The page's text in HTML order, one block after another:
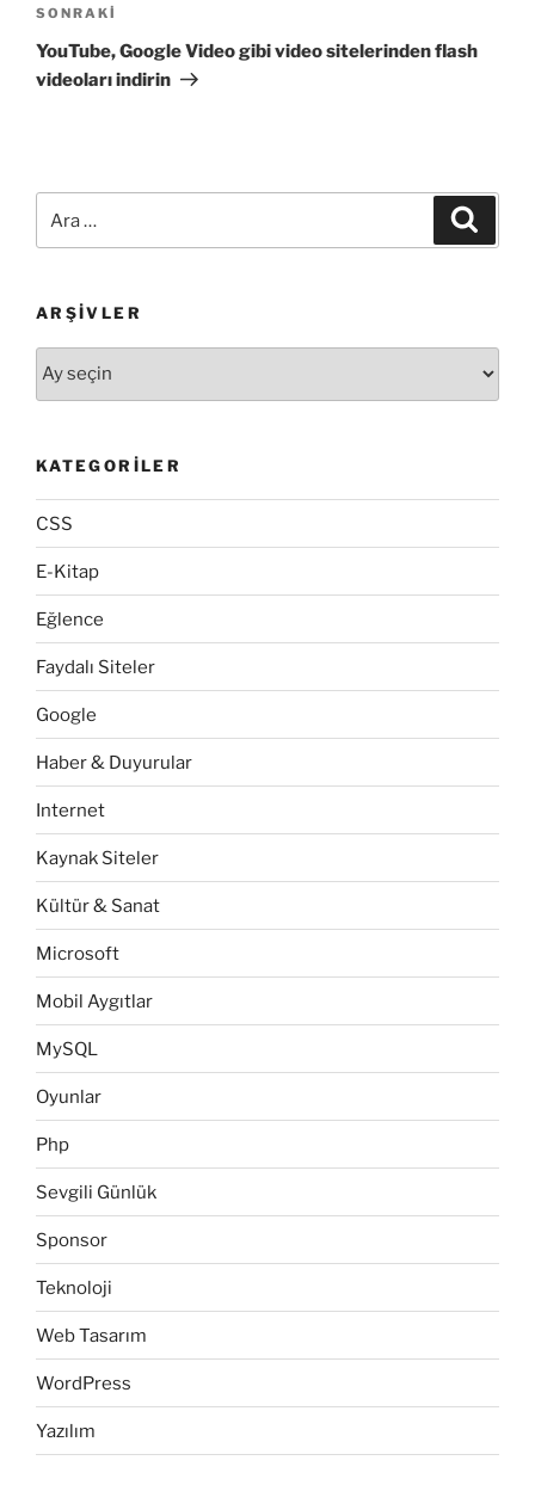
Sonraki
Yazı
SONRAKI
YouTube, Google Video gibi video sitelerinden flash
videoları indirin
ARŞIVLER
KATEGORILER
CSS
E-Kitap
Eğlence
Faydalı Siteler
Google
Haber & Duyurular
Internet
Kaynak Siteler
Kültür & Sanat
Microsoft
Mobil Aygıtlar
MySQL
Oyunlar
Php
Sevgili Günlük
Sponsor
Teknoloji
Web Tasarım
WordPress
Yazılım